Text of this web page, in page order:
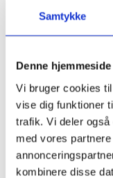
Samtykke
Denne
Vi bruger cookies
vise dig funktioner
trafik. Vi deler
med vores
kombinere disse
Pister
4 km
Blå pister
11 km
Røde pister
10 km
Sorte pister
5 km
Pister i alt
30 km